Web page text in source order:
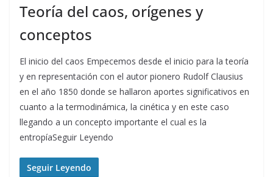
Teoría del caos, orígenes y
conceptos
El inicio del caos Empecemos desde el inicio para la teoría
y en representación con el autor pionero Rudolf Clausius
en el año 1850 donde se hallaron aportes significativos en
cuanto a la termodinámica, la cinética y en este caso
llegando a un concepto importante el cual es la
entropíaSeguir Leyendo
Seguir Leyendo